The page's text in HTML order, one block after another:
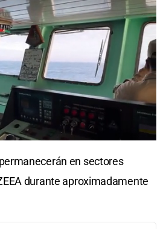
en sectores
durante aproximadamente